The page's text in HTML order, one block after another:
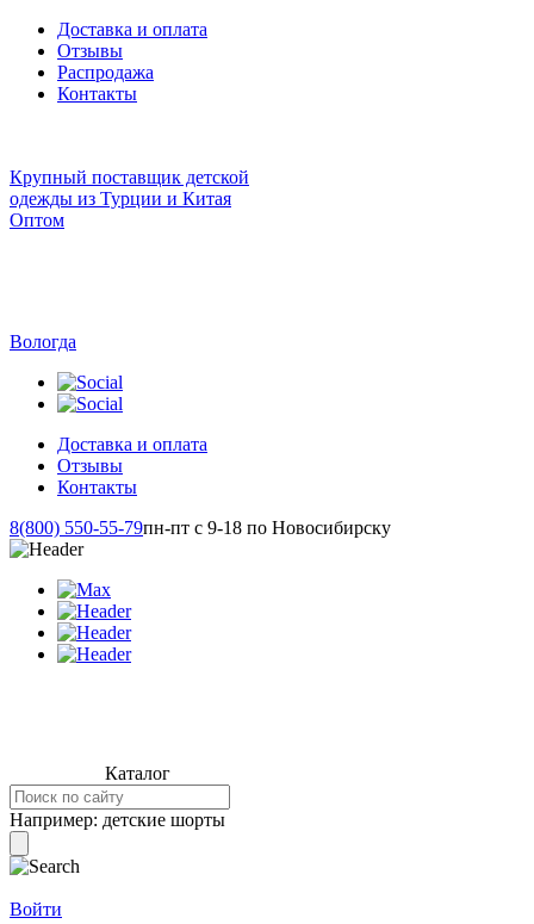
Доставка и оплата
Отзывы
Распродажа
Контакты
Крупный поставщик детской
одежды из Турции и Китая
Оптом
Вологда
Доставка и оплата
Отзывы
Контакты
8(800) 550-55-79пн-пт с 9-18 по Новосибирску
Каталог
Например: детские шорты
Войти